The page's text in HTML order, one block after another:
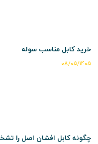
خرید کابل مناسب سوله
۰۸/۰۵/۱۴۰۵
چگونه کابل افشان اصل را